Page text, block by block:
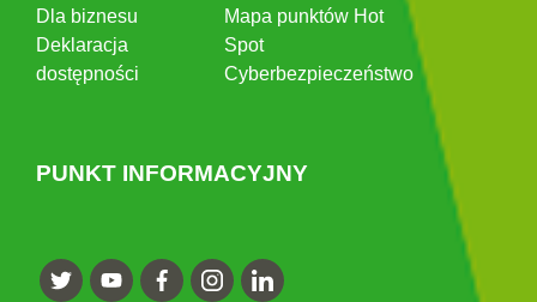
Dla biznesu
Deklaracja
dostępności
Mapa punktów Hot
Spot
Cyberbezpieczeństwo
PUNKT INFORMACYJNY